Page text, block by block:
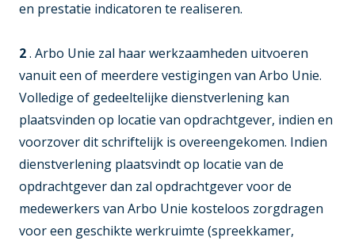
en prestatie indicatoren te realiseren.
2. Arbo Unie zal haar werkzaamheden uitvoeren
vanuit een of meerdere vestigingen van Arbo Unie.
Volledige of gedeeltelijke dienstverlening kan
plaatsvinden op locatie van opdrachtgever, indien en
voorzover dit schriftelijk is overeengekomen. Indien
dienstverlening plaatsvindt op locatie van de
opdrachtgever dan zal opdrachtgever voor de
medewerkers van Arbo Unie kosteloos zorgdragen
voor een geschikte werkruimte (spreekkamer,